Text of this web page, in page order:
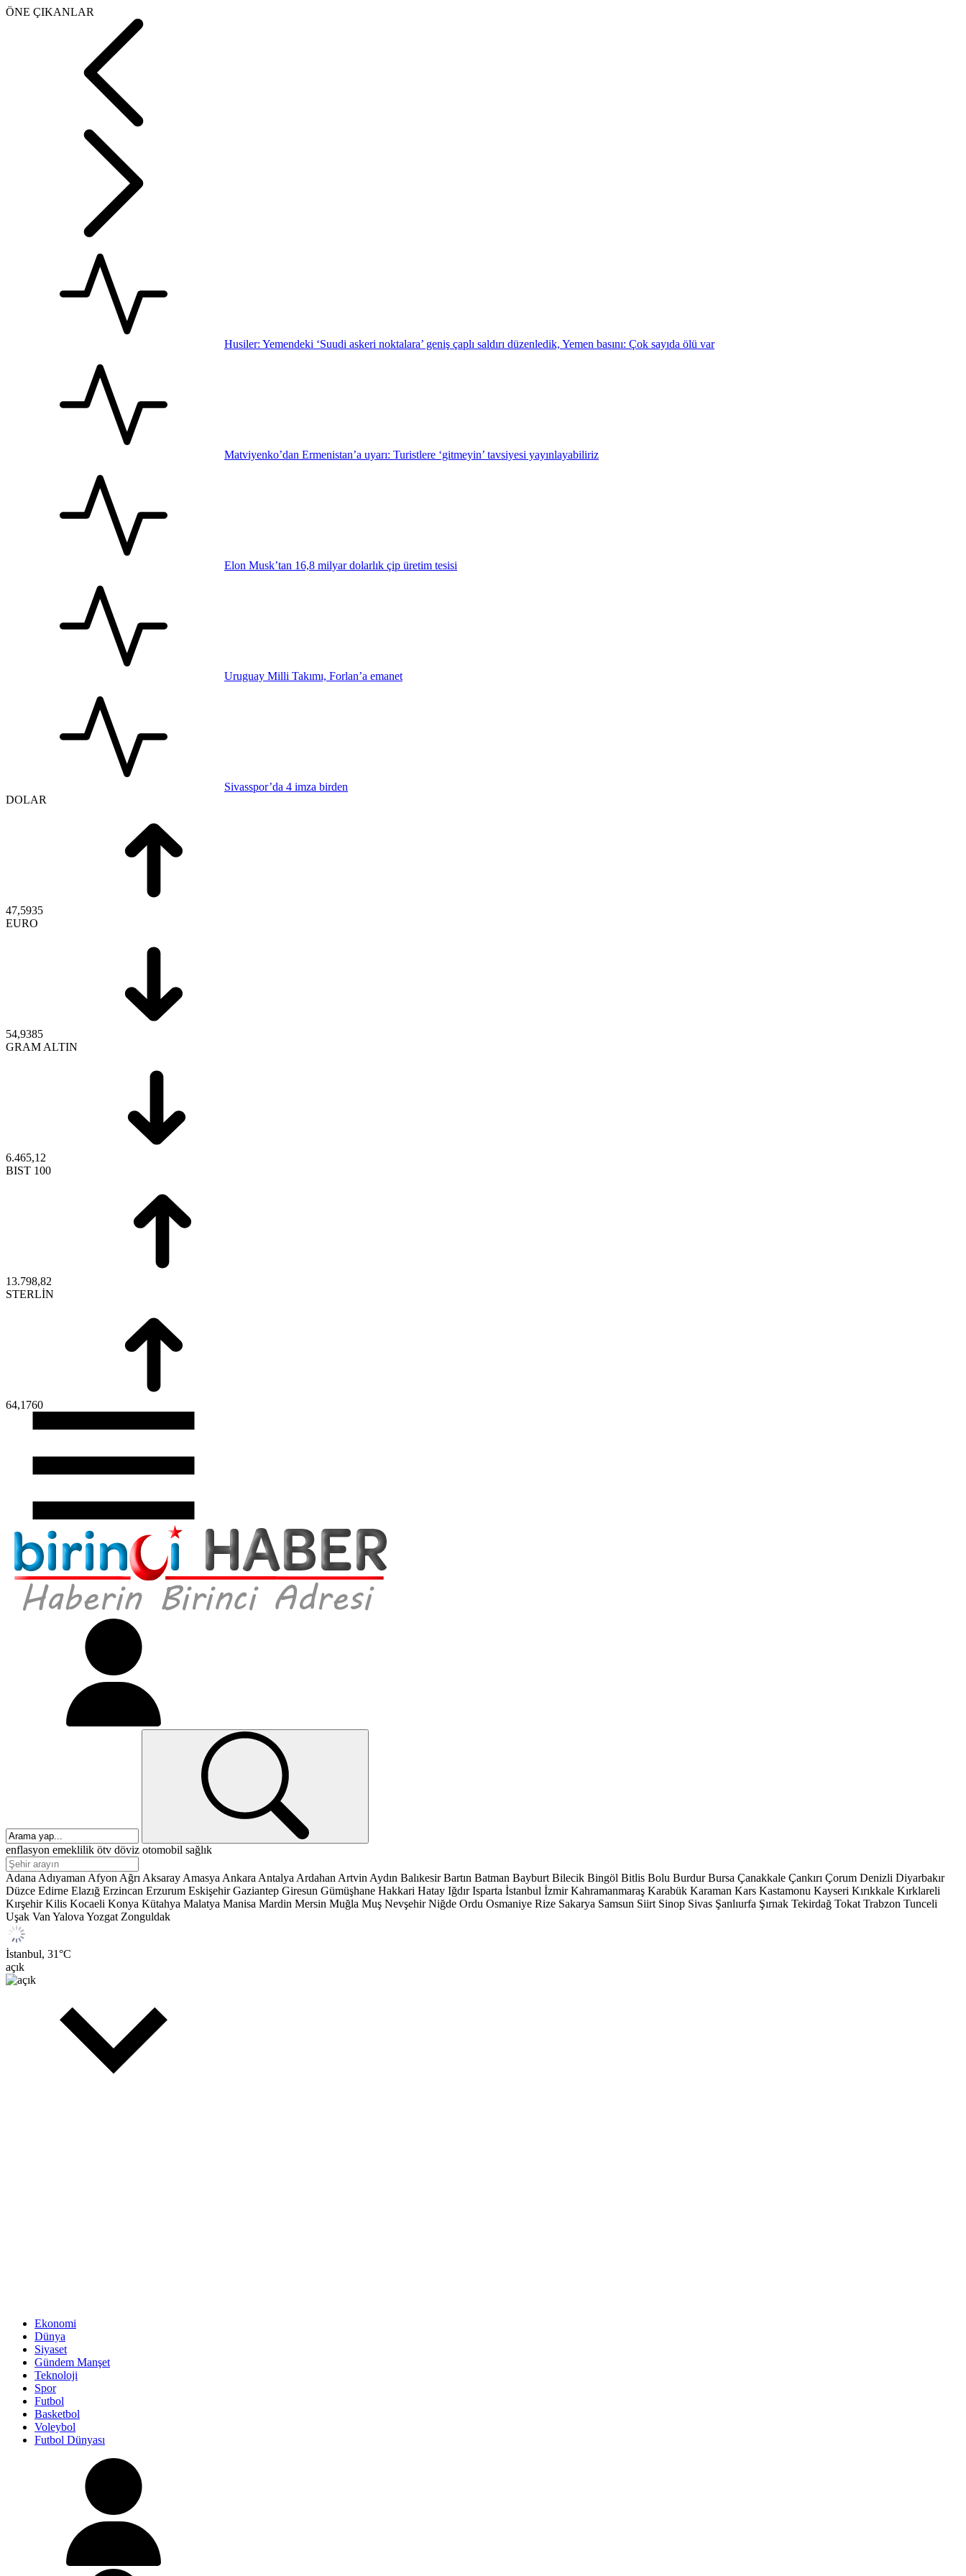
ÖNE ÇIKANLAR
Husiler: Yemendeki ‘Suudi askeri noktalara’ geniş çaplı saldırı düzenledik, Yemen basını: Çok sayıda ölü var
Matviyenko’dan Ermenistan’a uyarı: Turistlere ‘gitmeyin’ tavsiyesi yayınlayabiliriz
Elon Musk’tan 16,8 milyar dolarlık çip üretim tesisi
Uruguay Milli Takımı, Forlan’a emanet
Sivasspor’da 4 imza birden
DOLAR
47,5935
EURO
54,9385
GRAM ALTIN
6.465,12
BIST 100
13.798,82
STERLİN
64,1760
enflasyon emeklilik ötv döviz otomobil sağlık
Adana Adıyaman Afyon Ağrı Aksaray Amasya Ankara Antalya Ardahan Artvin Aydın Balıkesir Bartın Batman Bayburt Bilecik Bingöl Bitlis Bolu Burdur Bursa Çanakkale Çankırı Çorum Denizli Diyarbakır
Düzce Edirne Elazığ Erzincan Erzurum Eskişehir Gaziantep Giresun Gümüşhane Hakkari Hatay Iğdır Isparta İstanbul İzmir Kahramanmaraş Karabük Karaman Kars Kastamonu Kayseri Kırıkkale Kırklareli
Kırşehir Kilis Kocaeli Konya Kütahya Malatya Manisa Mardin Mersin Muğla Muş Nevşehir Niğde Ordu Osmaniye Rize Sakarya Samsun Siirt Sinop Sivas Şanlıurfa Şırnak Tekirdağ Tokat Trabzon Tunceli
Uşak Van Yalova Yozgat Zonguldak
İstanbul, 31°C
açık
Ekonomi
Dünya
Siyaset
Gündem Manşet
Teknoloji
Spor
Futbol
Basketbol
Voleybol
Futbol Dünyası